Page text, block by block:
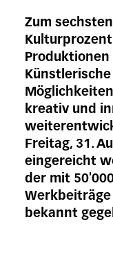
Zum
kreativ und
Freitag, 31.
eingereicht
der mit
bekannt